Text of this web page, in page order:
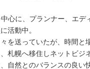
心に、プランナー、エデ
活動中。
を送っていたが、時間と
札幌へ移住しネットビジ
自然とのバランスの良い